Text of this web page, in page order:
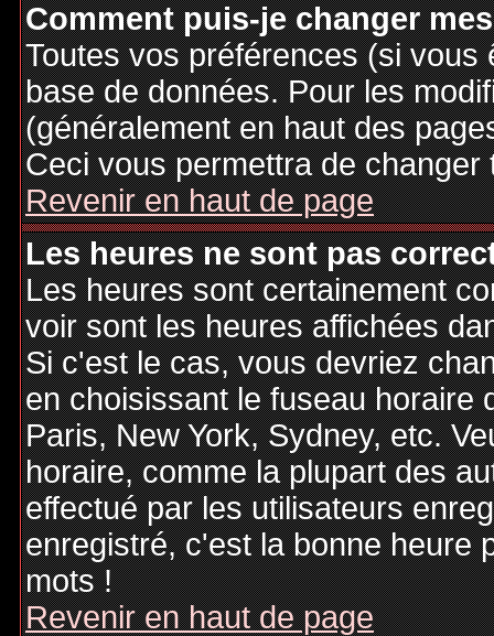
Comment puis-je changer
Toutes vos préférences (si
base de données. Pour les
(généralement en haut des
Ceci vous permettra de
Revenir en haut de page
Les heures ne sont pas
Les heures sont certainement
voir sont les heures affichées
Si c'est le cas, vous devriez
en choisissant le fuseau horaire
Paris, New York, Sydney, etc.
horaire, comme la plupart des
effectué par les utilisateurs
enregistré, c'est la bonne heure
mots !
Revenir en haut de page